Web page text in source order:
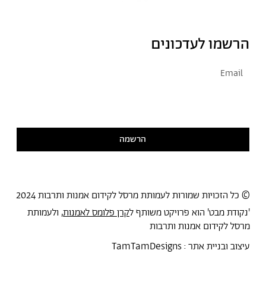
הרשמו לעדכונים
הרשמה
© כל הזכויות שמורות לעמותת מרסל לקידום אמנות ותרבות 2024
'נקודת מבט' הוא פרויקט משותף לקרן פלומס לאמנות, ולעמותת
מרסל לקידום אמנות ותרבות
עיצוב ובניית אתר :TamTamDesigns